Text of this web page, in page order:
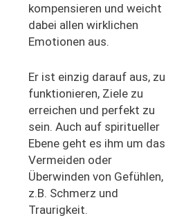
kompensieren und weicht
dabei allen wirklichen
Emotionen aus.
Er ist einzig darauf aus, zu
funktionieren, Ziele zu
erreichen und perfekt zu
sein. Auch auf spiritueller
Ebene geht es ihm um das
Vermeiden oder
Überwinden von Gefühlen,
z.B. Schmerz und
Traurigkeit.